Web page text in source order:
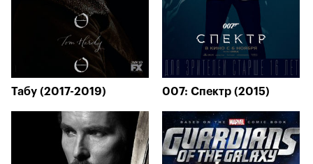
Табу (2017-2019) 007: Спектр (2015)